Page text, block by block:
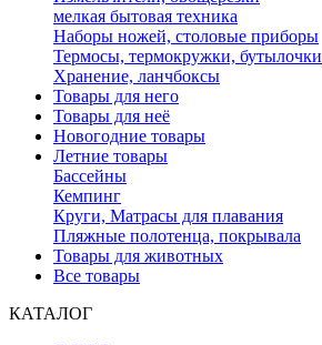
мелкая бытовая техника
Наборы ножей, столовые приборы
Термосы, термокружки, бутылочки
Хранение, ланчбоксы
Товары для него
Товары для неё
Новогодние товары
Летние товары
Бассейны
Кемпинг
Круги, Матрасы для плавания
Пляжные полотенца, покрывала
Товары для животных
Все товары
КАТАЛОГ